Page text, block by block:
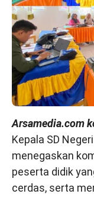
Arsamedia.com
Kepala SD
menegaskan
peserta didik
cerdas, serta